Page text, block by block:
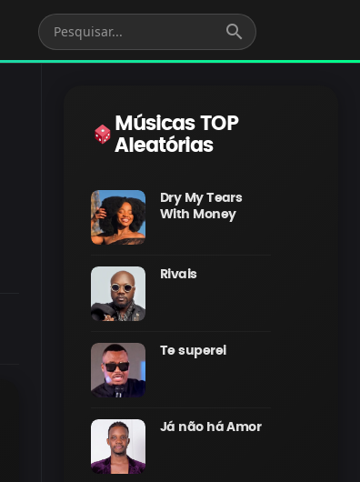
search
Músicas TOP
Aleatórias
Dry My Tears
With Money
Rivais
Te superei
Já não há Amor